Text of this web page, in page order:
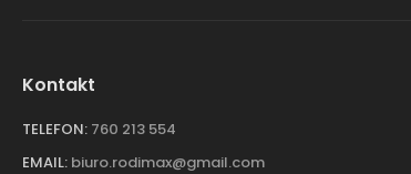
Kontakt
TELEFON: 760 213 554
EMAIL: biuro.rodimax@gmail.com